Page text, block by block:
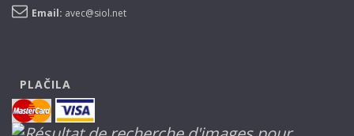
Email: avec@siol.net
PLAČILA